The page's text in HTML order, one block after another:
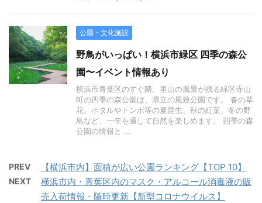
公園・文化施設
野鳥がいっぱい！横浜市緑区 四季の森公
園〜イベント情報あり
横浜市青葉区のすぐ隣、里山の風景が残る緑区寺山
町の四季の森公園は、県立の風致公園です。 春の草
花、ホタルやトンボ等の夏昆虫、秋の紅葉、冬の野
鳥など、一年を通して自然を楽しめます。 四季の森
公園の情報と ...
PREV 【横浜市内】面積が広い公園ランキング【TOP 10】
NEXT
横浜市内・青葉区内のマスク・アルコール消毒液の販
売入荷情報・随時更新【新型コロナウイルス】